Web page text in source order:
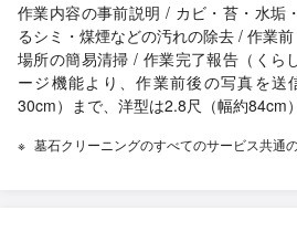
作業内容の事前説明 / カビ・苔・水垢
るシミ・煤煙などの汚れの除去 / 作業
場所の簡易清掃 / 作業完了報告（くら
ージ機能より、作業前後の写真を送
30cm）まで、洋型は2.8尺（幅約84cm
墓石クリーニングのすべてのサービス共通